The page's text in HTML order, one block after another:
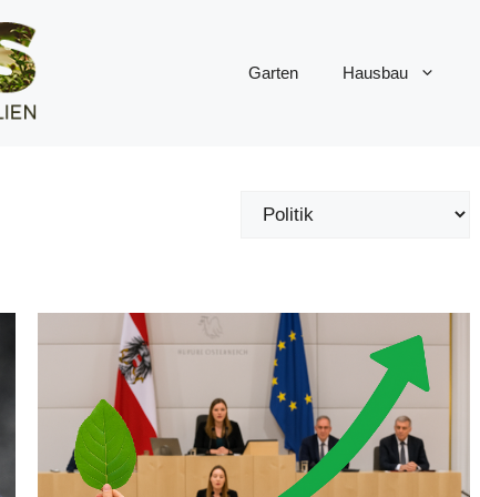
Garten Hausbau